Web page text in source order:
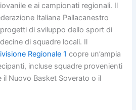
e ai campionati regionali. Il
Italiana Pallacanestro
di sviluppo dello sport di
di squadre locali. Il
Regionale 1 copre un’ampia
incluse squadre provenienti
Nuovo Basket Soverato o il